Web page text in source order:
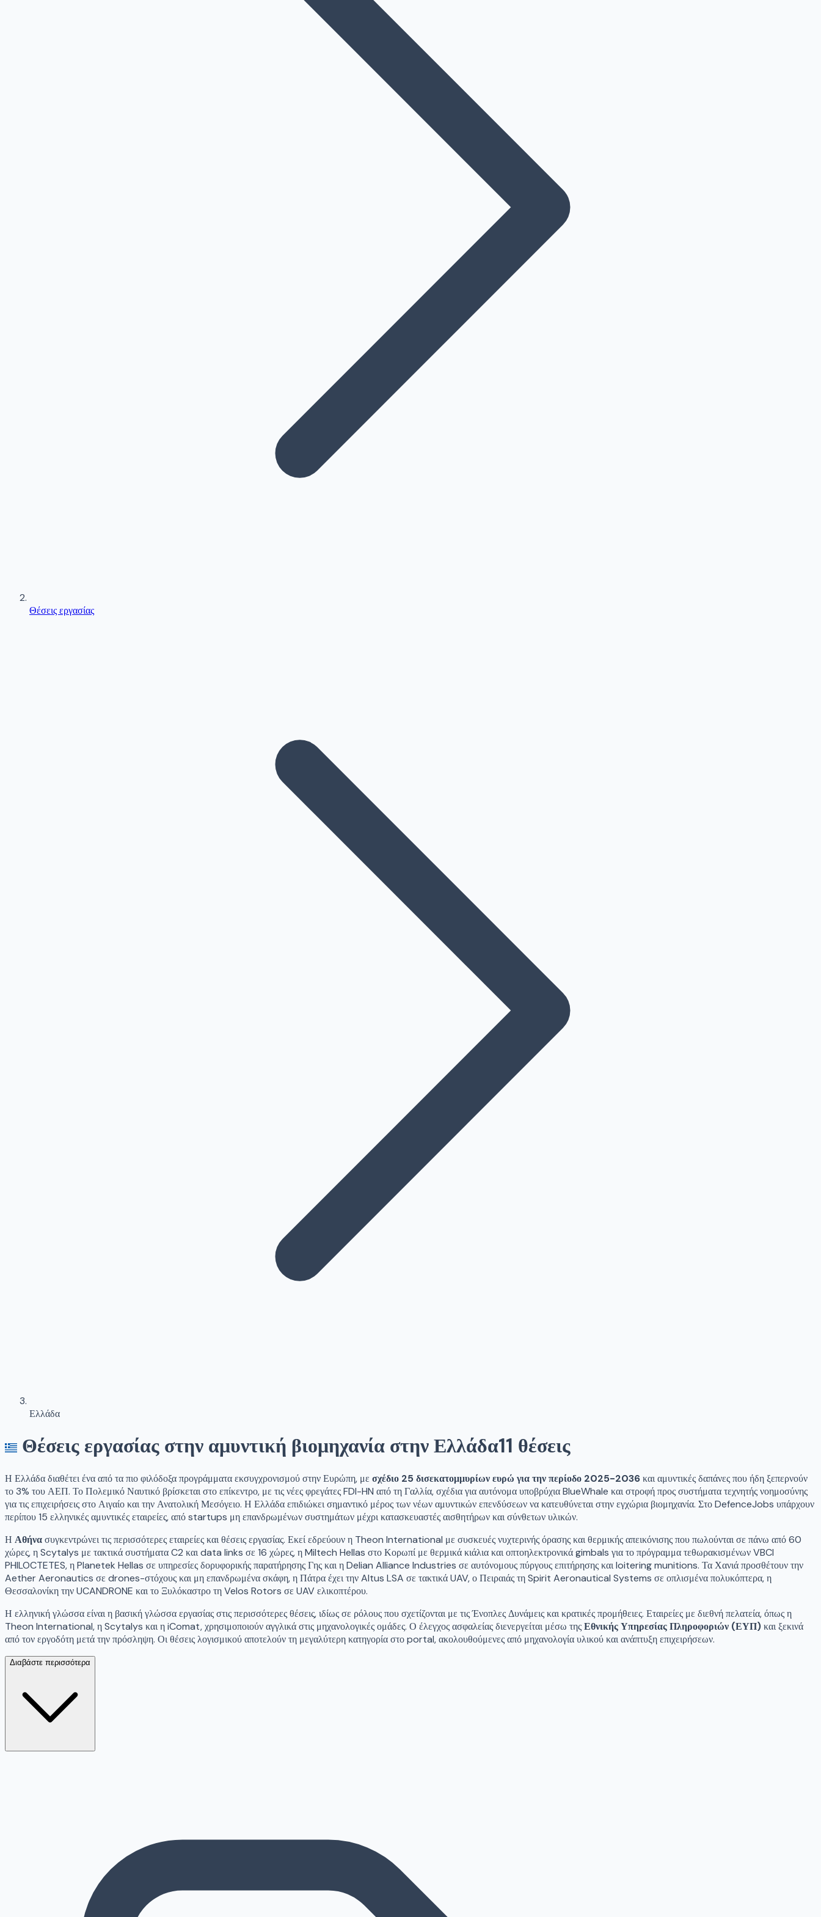
Θέσεις εργασίας
Ελλάδα
Θέσεις εργασίας στην αμυντική βιομηχανία στην Ελλάδα11 θέσεις
Η Ελλάδα διαθέτει ένα από τα πιο φιλόδοξα προγράμματα εκσυγχρονισμού στην Ευρώπη, με σχέδιο 25 δισεκατομμυρίων ευρώ για την περίοδο 2025-2036και αμυντικές δαπάνες που ήδη ξεπερνούν
το 3% του ΑΕΠ. Το Πολεμικό Ναυτικό βρίσκεται στο επίκεντρο, με τις νέες φρεγάτες FDI-HN από τη Γαλλία, σχέδια για αυτόνομα υποβρύχια BlueWhale και στροφή προς συστήματα τεχνητής νοημοσύνης
για τις επιχειρήσεις στο Αιγαίο και την Ανατολική Μεσόγειο. Η Ελλάδα επιδιώκει σημαντικό μέρος των νέων αμυντικών επενδύσεων να κατευθύνεται στην εγχώρια βιομηχανία. Στο DefenceJobs υπάρχουν
περίπου 15 ελληνικές αμυντικές εταιρείες, από startups μη επανδρωμένων συστημάτων μέχρι κατασκευαστές αισθητήρων και σύνθετων υλικών.
Η Αθήνασυγκεντρώνει τις περισσότερες εταιρείες και θέσεις εργασίας. Εκεί εδρεύουν η Theon International με συσκευές νυχτερινής όρασης και θερμικής απεικόνισης που πωλούνται σε πάνω από 60
χώρες, η Scytalys με τακτικά συστήματα C2 και data links σε 16 χώρες, η Miltech Hellas στο Κορωπί με θερμικά κιάλια και οπτοηλεκτρονικά gimbals για το πρόγραμμα τεθωρακισμένων VBCI
PHILOCTETES, η Planetek Hellas σε υπηρεσίες δορυφορικής παρατήρησης Γης και η Delian Alliance Industries σε αυτόνομους πύργους επιτήρησης και loitering munitions. Τα Χανιά προσθέτουν την
Aether Aeronautics σε drones-στόχους και μη επανδρωμένα σκάφη, η Πάτρα έχει την Altus LSA σε τακτικά UAV, ο Πειραιάς τη Spirit Aeronautical Systems σε οπλισμένα πολυκόπτερα, η
Θεσσαλονίκη την UCANDRONE και το Ξυλόκαστρο τη Velos Rotors σε UAV ελικοπτέρου.
Η ελληνική γλώσσα είναι η βασική γλώσσα εργασίας στις περισσότερες θέσεις, ιδίως σε ρόλους που σχετίζονται με τις Ένοπλες Δυνάμεις και κρατικές προμήθειες. Εταιρείες με διεθνή πελατεία, όπως η
Theon International, η Scytalys και η iComat, χρησιμοποιούν αγγλικά στις μηχανολογικές ομάδες. Ο έλεγχος ασφαλείας διενεργείται μέσω τηςΕθνικής Υπηρεσίας Πληροφοριών (ΕΥΠ)και ξεκινά
από τον εργοδότη μετά την πρόσληψη. Οι θέσεις λογισμικού αποτελούν τη μεγαλύτερη κατηγορία στο portal, ακολουθούμενες από μηχανολογία υλικού και ανάπτυξη επιχειρήσεων.
Διαβάστε περισσότερα